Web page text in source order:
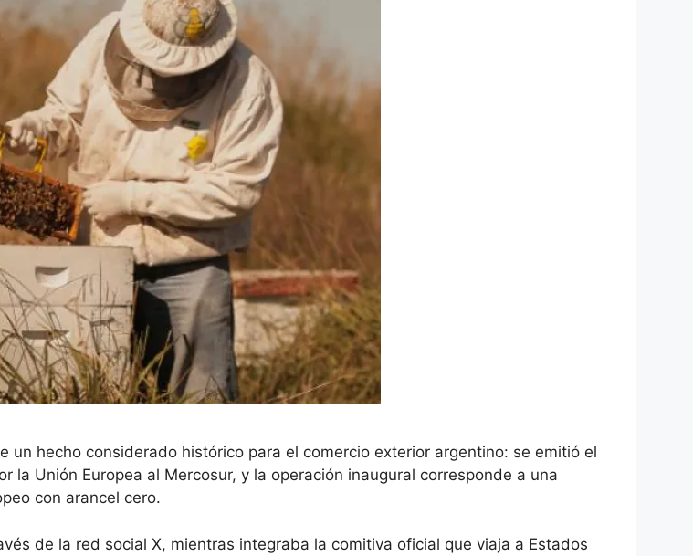
un hecho considerado histórico para el comercio exterior argentino: se emitió el
Unión Europea al Mercosur, y la operación inaugural corresponde a una
con arancel cero.
de la red social X, mientras integraba la comitiva oficial que viaja a Estados